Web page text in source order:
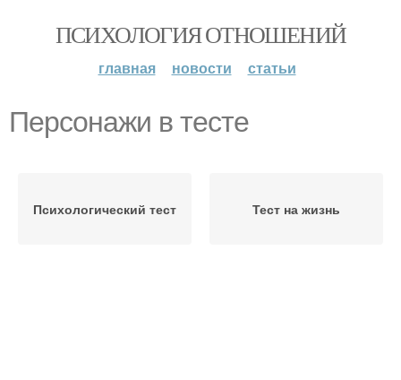
ПСИХОЛОГИЯ ОТНОШЕНИЙ
главная новости статьи
Персонажи в тесте
Психологический тест Тест на жизнь